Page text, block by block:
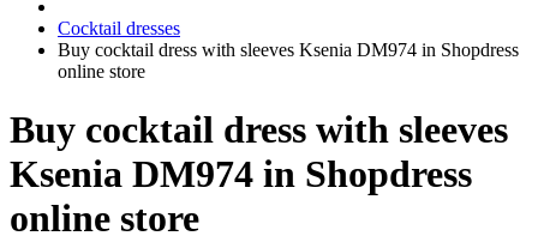
Cocktail dresses
Buy cocktail dress with sleeves Ksenia DM974 in Shopdress
online store
Buy cocktail dress with sleeves
Ksenia DM974 in Shopdress
online store